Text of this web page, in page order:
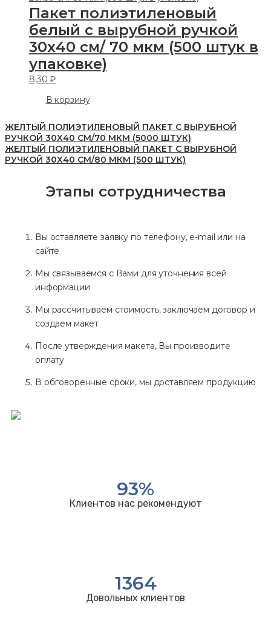
Пакет полиэтиленовый
белый с вырубной ручкой
30х40 см/ 70 мкм (500 штук в
упаковке)
8,30₽
В корзину
ЖЕЛТЫЙ ПОЛИЭТИЛЕНОВЫЙ ПАКЕТ С ВЫРУБНОЙ
РУЧКОЙ 30Х40 СМ/70 МКМ (5000 ШТУК)
ЖЕЛТЫЙ ПОЛИЭТИЛЕНОВЫЙ ПАКЕТ С ВЫРУБНОЙ
РУЧКОЙ 30Х40 СМ/80 МКМ (500 ШТУК)
Этапы сотрудничества
Вы оставляете заявку по телефону, e-mail или на
сайте
Мы связываемся с Вами для уточнения всей
информации
Мы рассчитываем стоимость, заключаем договор и
создаем макет
После утверждения макета, Вы производите
оплату
В обговоренные сроки, мы доставляем продукцию
93%
Клиентов нас рекомендуют
1364
Довольных клиентов